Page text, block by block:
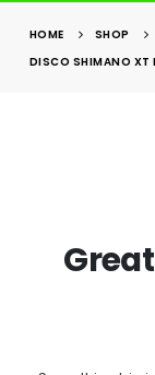
HOME SHOP
DISCO SHIMANO XT